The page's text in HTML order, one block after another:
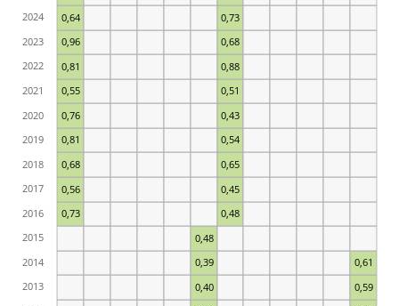
0,40 0,59
0,39 0,61
0,48
0,73 0,48
0,56 0,45
0,68 0,65
0,81 0,54
0,76 0,43
0,55 0,51
0,81 0,88
0,96 0,68
0,64 0,73
2013
2014
2015
2016
2017
2018
2019
2020
2021
2022
2023
2024